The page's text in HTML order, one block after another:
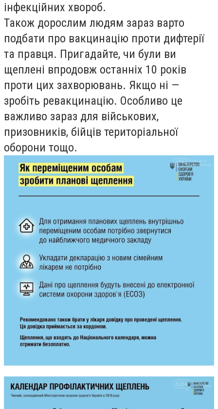
інфекційних хвороб.
Також дорослим людям зараз варто
подбати про вакцинацію проти дифтерії
та правця. Пригадайте, чи були ви
щеплені впродовж останніх 10 років
проти цих захворювань. Якщо ні —
зробіть ревакцинацію. Особливо це
важливо зараз для військових,
призовників, бійців територіальної
оборони тощо.